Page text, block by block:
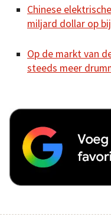
Chinese
miljard dollar op
Op de markt van
steeds meer